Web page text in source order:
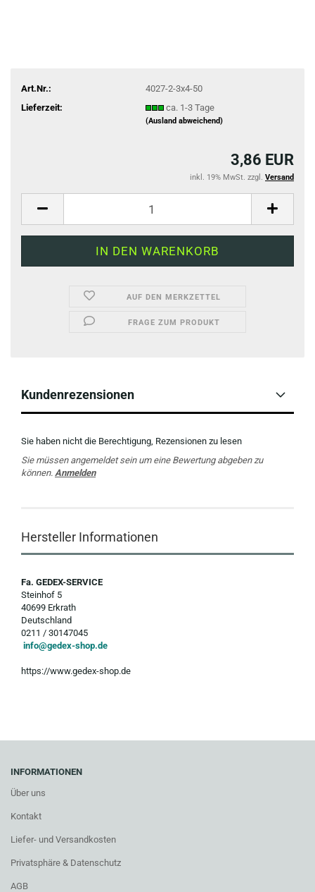
Art.Nr.:
4027-2-3x4-50
Lieferzeit:
ca. 1-3 Tage
(Ausland abweichend)
3,86 EUR
inkl. 19% MwSt. zzgl. Versand
AUF DEN MERKZETTEL
FRAGE ZUM PRODUKT
Kundenrezensionen
Sie haben nicht die Berechtigung, Rezensionen zu lesen
Sie müssen angemeldet sein um eine Bewertung abgeben zu
können. Anmelden
Hersteller Informationen
Fa. GEDEX-SERVICE
Steinhof 5
40699 Erkrath
Deutschland
0211 / 30147045
info@gedex-shop.de
https://www.gedex-shop.de
INFORMATIONEN
Über uns
Kontakt
Liefer- und Versandkosten
Privatsphäre & Datenschutz
AGB